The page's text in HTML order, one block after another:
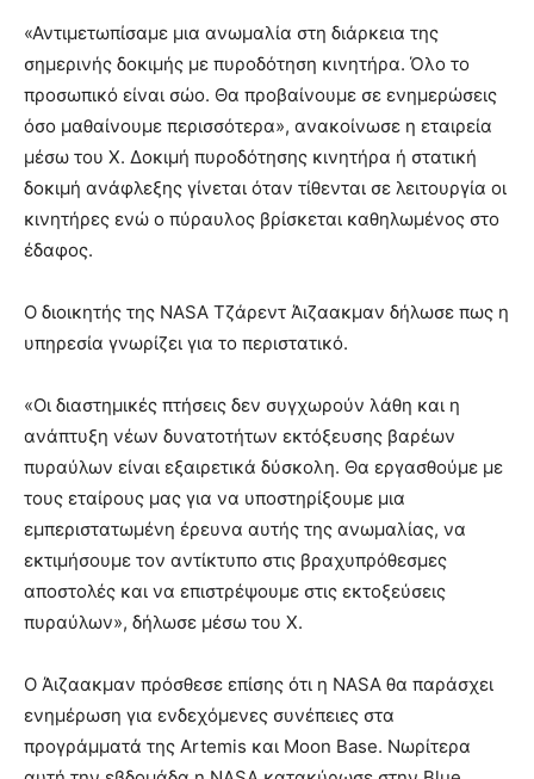
«Αντιμετωπίσαμε μια ανωμαλία στη διάρκεια της
σημερινής δοκιμής με πυροδότηση κινητήρα. Όλο το
προσωπικό είναι σώο. Θα προβαίνουμε σε ενημερώσεις
όσο μαθαίνουμε περισσότερα», ανακοίνωσε η εταιρεία
μέσω του X. Δοκιμή πυροδότησης κινητήρα ή στατική
δοκιμή ανάφλεξης γίνεται όταν τίθενται σε λειτουργία οι
κινητήρες ενώ ο πύραυλος βρίσκεται καθηλωμένος στο
έδαφος.
Ο διοικητής της NASA Τζάρεντ Άιζαακμαν δήλωσε πως η
υπηρεσία γνωρίζει για το περιστατικό.
«Οι διαστημικές πτήσεις δεν συγχωρούν λάθη και η
ανάπτυξη νέων δυνατοτήτων εκτόξευσης βαρέων
πυραύλων είναι εξαιρετικά δύσκολη. Θα εργασθούμε με
τους εταίρους μας για να υποστηρίξουμε μια
εμπεριστατωμένη έρευνα αυτής της ανωμαλίας, να
εκτιμήσουμε τον αντίκτυπο στις βραχυπρόθεσμες
αποστολές και να επιστρέψουμε στις εκτοξεύσεις
πυραύλων», δήλωσε μέσω του Χ.
Ο Άιζαακμαν πρόσθεσε επίσης ότι η NASA θα παράσχει
ενημέρωση για ενδεχόμενες συνέπειες στα
προγράμματά της Artemis και Moon Base. Νωρίτερα